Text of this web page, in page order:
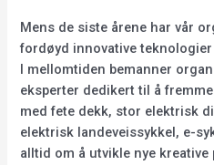
Mens de siste årene har vår
fordøyd innovative
I mellomtiden bemanner
eksperter dedikert til å
med fete dekk, stor elektrisk
elektrisk landeveissykkel, e-
alltid om å utvikle nye